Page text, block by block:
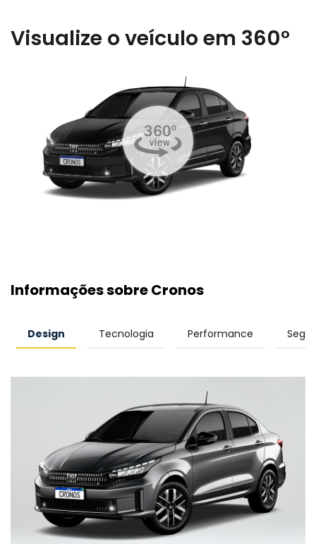
Visualize o veículo em 360°
Informações sobre Cronos
Design Tecnologia Performance